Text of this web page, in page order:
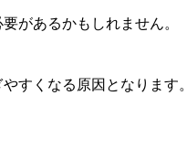
があるかもしれません。
すくなる原因となります。